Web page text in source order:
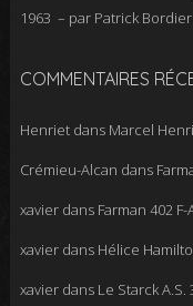
1963 – par Patrick Bordier
COMMENTAIRES
Henrietdans Marcel
Crémieu-Alcan dans
xavierdans Farman 402
xavierdans Hélice
xavierdans Le Starck A.S.